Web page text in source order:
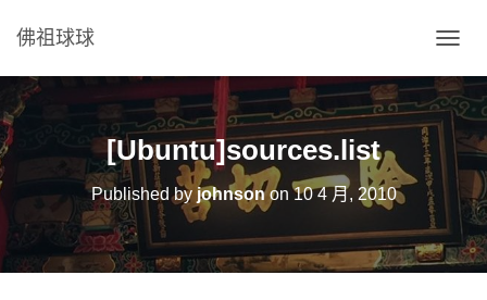
佛祖球球
O
G
G
E
I
G
[Ubuntu]sources.list
Published by johnsonon10 4 月, 2010